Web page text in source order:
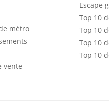
métro
vente
Escape
Top 10
Top 10
Top 10
Top 10